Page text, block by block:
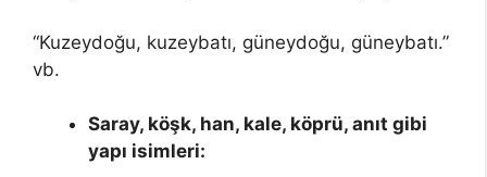
“Kuzeydoğu, kuzeybatı, güneydoğu, güneybatı.”
vb.
Saray, köşk, han, kale, köprü, anıt gibi
yapı isimleri: